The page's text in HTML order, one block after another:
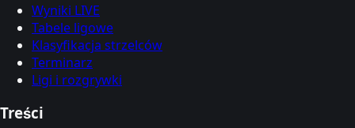
Wyniki LIVE
Tabele ligowe
Klasyfikacja strzelców
Terminarz
Ligi i rozgrywki
Treści